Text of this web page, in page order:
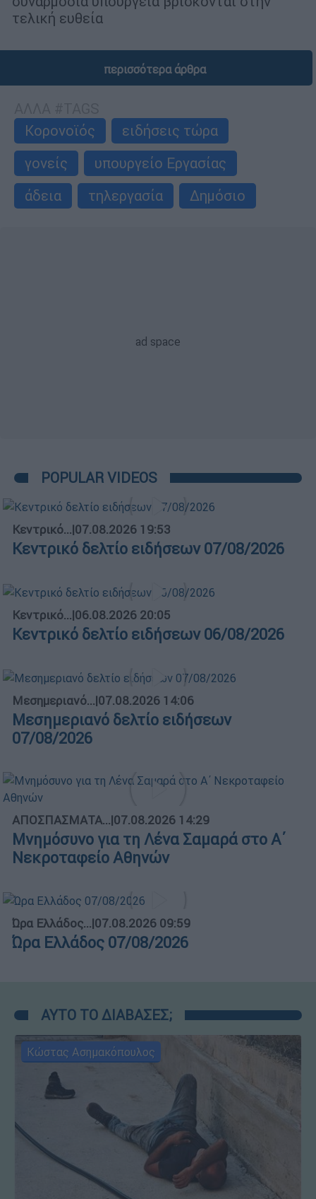
τελική ευθεία
περισσότερα άρθρα
Κορονοϊός
ειδήσεις τώρα
γονείς
υπουργείο Εργασίας
άδεια
τηλεργασία Δημόσιο
POPULAR VIDEOS
Κεντρικό...|07.08.2026 19:53
Κεντρικό δελτίο ειδήσεων 07/08/2026
Κεντρικό...|06.08.2026 20:05
Κεντρικό δελτίο ειδήσεων 06/08/2026
Μεσημεριανό...|07.08.2026 14:06
Μεσημεριανό δελτίο ειδήσεων
07/08/2026
ΑΠΟΣΠΑΣΜΑΤΑ...|07.08.2026 14:29
Μνημόσυνο για τη Λένα Σαμαρά στο Α΄
Νεκροταφείο Αθηνών
Ώρα Ελλάδος...|07.08.2026 09:59
Ώρα Ελλάδος 07/08/2026
ΑΥΤΟ ΤΟ ΔΙΑΒΑΣΕΣ;
Κώστας Ασημακόπουλος